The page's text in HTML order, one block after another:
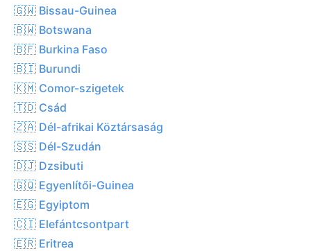
🇬🇼 Bissau-Guinea
🇧🇼 Botswana
🇧🇫 Burkina Faso
🇧🇮 Burundi
🇰🇲 Comor-szigetek
🇹🇩 Csád
🇿🇦 Dél-afrikai Köztársaság
🇸🇸 Dél-Szudán
🇩🇯 Dzsibuti
🇬🇶 Egyenlítői-Guinea
🇪🇬 Egyiptom
🇨🇮 Elefántcsontpart
🇪🇷 Eritrea